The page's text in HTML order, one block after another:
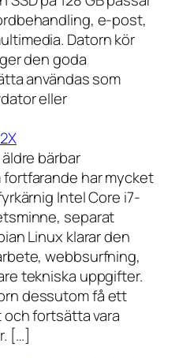
e-post,
Datorn kör
den goda
användas som
eller
äldre bärbar
har mycket
Intel Core i7-
separat
Linux klarar den
webbsurfning,
tekniska uppgifter.
dessutom få ett
fortsätta vara
[…]